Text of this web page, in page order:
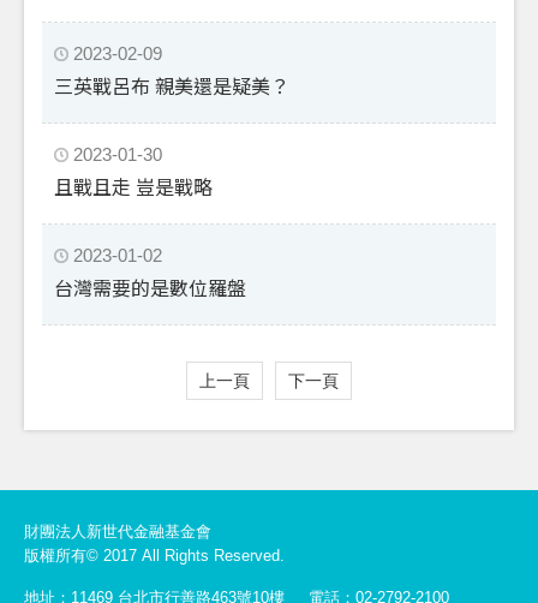
2023-02-09
三英戰呂布 親美還是疑美？
2023-01-30
且戰且走 豈是戰略
2023-01-02
台灣需要的是數位羅盤
上一頁 下一頁
財團法人新世代金融基金會
版權所有© 2017 All Rights Reserved.
地址：11469 台北市行善路463號10樓 電話：02-2792-2100